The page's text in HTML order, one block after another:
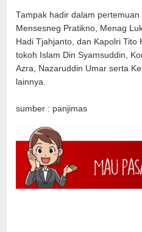
Tampak hadir dalam
Mensesneg Pratikno, Menag
Hadi Tjahjanto, dan Kapolri Tito
tokoh Islam Din Syamsuddin,
Azra, Nazaruddin Umar serta
lainnya.
sumber : panjimas